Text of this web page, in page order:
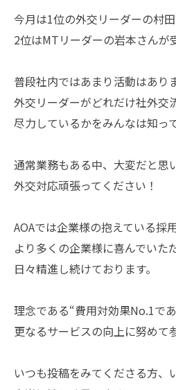
今月は1位の外交リーダーの村
2位はMTリーダーの岩本さんが
普段社内ではあまり活動はあり
外交リーダーがどれだけ社外交
尽力しているかをみんなは知っ
通常業務もある中、大変だと思
外交対応頑張ってください！
AOAでは企業様の抱えている採
より多くの企業様に喜んでいた
日々精進し続けております。
理念である“費用対効果No.1で
更なるサービスの向上に努めて
いつも投稿をみてくださる方、